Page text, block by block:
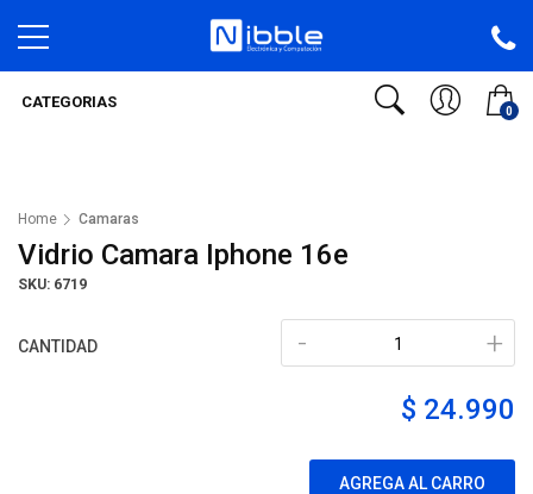
0
CATEGORIAS
Home Camaras
Vidrio Camara Iphone 16e
SKU: 6719
CANTIDAD +
-
$ 24.990
AGREGA AL CARRO